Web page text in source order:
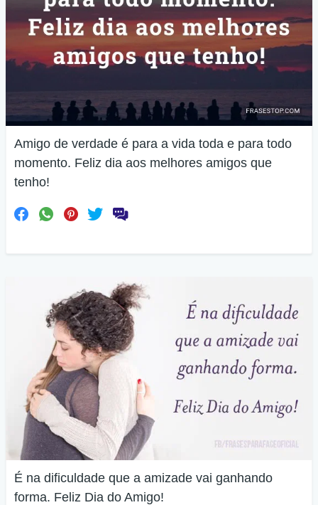
Amigo de verdade é para a vida toda e para todo
momento. Feliz dia aos melhores amigos que
tenho!
É na dificuldade que a amizade vai ganhando
forma. Feliz Dia do Amigo!